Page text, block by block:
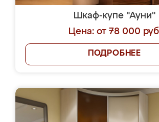
Шкаф-купе "Ауни"
Цена: от 78 000
ПОДРОБНЕЕ